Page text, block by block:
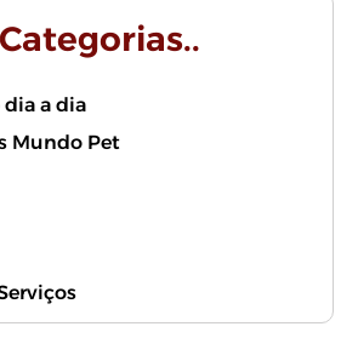
dia a dia
Mundo Pet